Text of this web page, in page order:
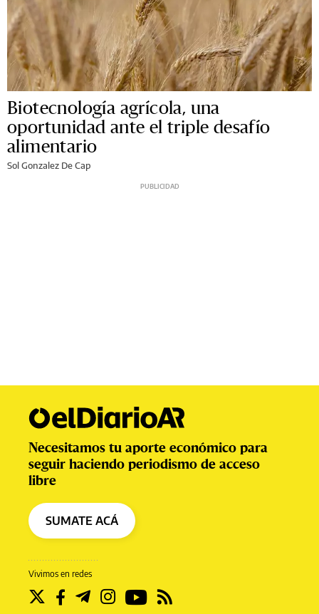
Biotecnología agrícola, una
oportunidad ante el triple desafío
alimentario
Sol Gonzalez De Cap
Vivimos en redes
Necesitamos tu aporte económico para
seguir haciendo periodismo de acceso
libre
SUMATE ACÁ